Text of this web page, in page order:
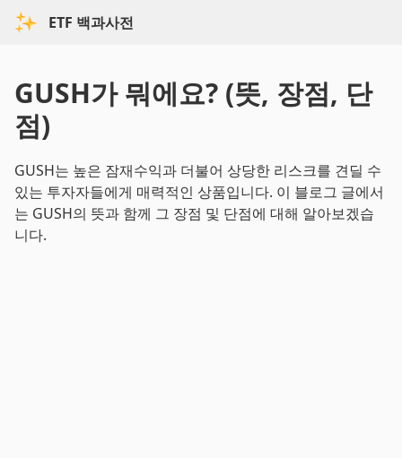
ETF 백과사전
GUSH가 뭐에요? (뜻, 장점, 단
점)
GUSH는 높은 잠재수익과 더불어 상당한 리스크를 견딜 수
있는 투자자들에게 매력적인 상품입니다. 이 블로그 글에서
는 GUSH의 뜻과 함께 그 장점 및 단점에 대해 알아보겠습
니다.